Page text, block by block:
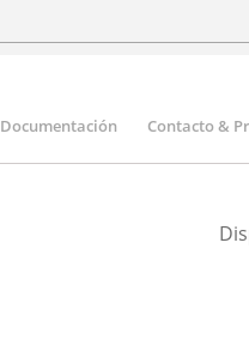
Documentación Contacto &